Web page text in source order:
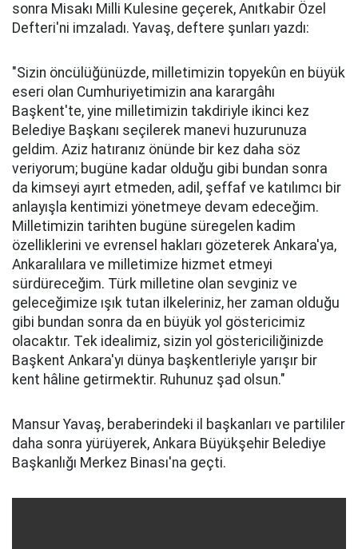
sonra Misakı Milli Kulesine geçerek, Anıtkabir Özel
Defteri'ni imzaladı. Yavaş, deftere şunları yazdı:
"Sizin öncülüğünüzde, milletimizin topyekûn en büyük
eseri olan Cumhuriyetimizin ana karargâhı
Başkent'te, yine milletimizin takdiriyle ikinci kez
Belediye Başkanı seçilerek manevi huzurunuza
geldim. Aziz hatıranız önünde bir kez daha söz
veriyorum; bugüne kadar olduğu gibi bundan sonra
da kimseyi ayırt etmeden, adil, şeffaf ve katılımcı bir
anlayışla kentimizi yönetmeye devam edeceğim.
Milletimizin tarihten bugüne süregelen kadim
özelliklerini ve evrensel hakları gözeterek Ankara'ya,
Ankaralılara ve milletimize hizmet etmeyi
sürdüreceğim. Türk milletine olan sevginiz ve
geleceğimize ışık tutan ilkeleriniz, her zaman olduğu
gibi bundan sonra da en büyük yol göstericimiz
olacaktır. Tek idealimiz, sizin yol göstericiliğinizde
Başkent Ankara'yı dünya başkentleriyle yarışır bir
kent hâline getirmektir. Ruhunuz şad olsun."
Mansur Yavaş, beraberindeki il başkanları ve partililer
daha sonra yürüyerek, Ankara Büyükşehir Belediye
Başkanlığı Merkez Binası'na geçti.